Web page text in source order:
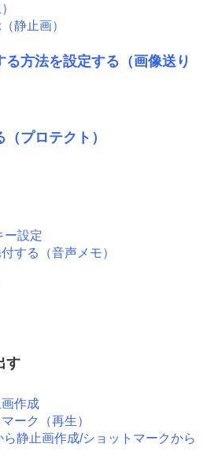
（静止画）
方法を設定する（画像送り
（プロテクト ）
ー設定
する（音声メモ）
す
作成
ーク（再生）
ら静止画作成/ショットマークから